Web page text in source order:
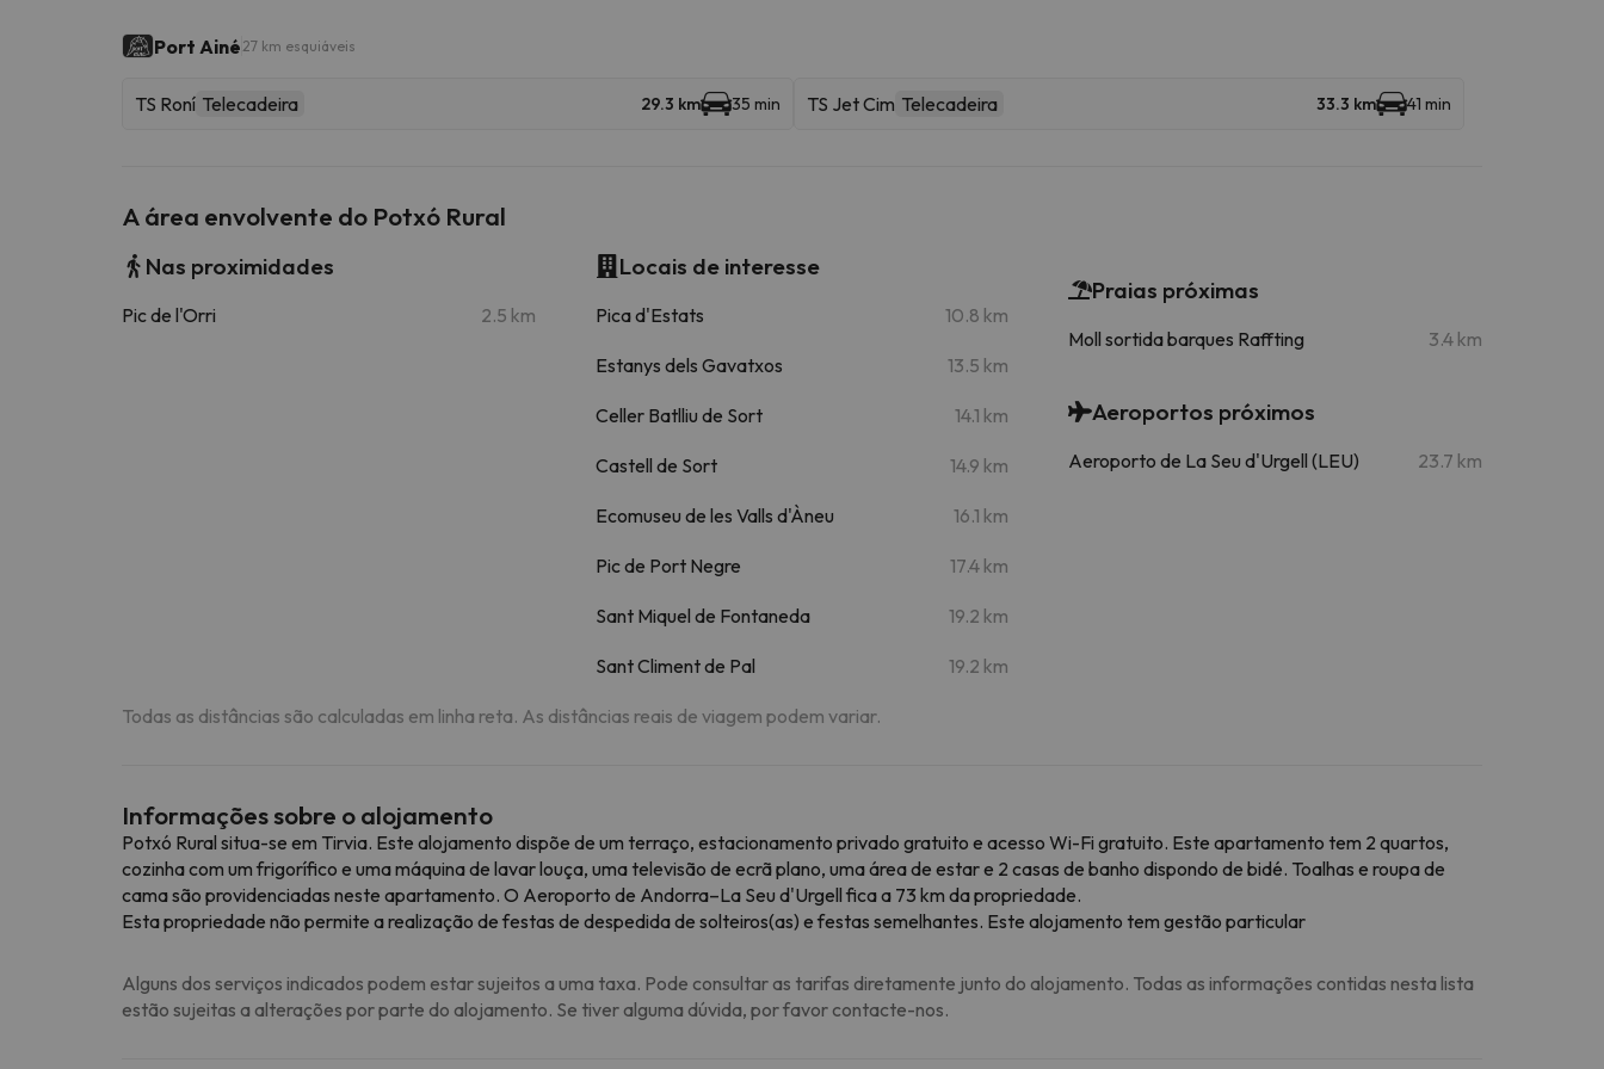
Port Ainé 27 km esquiáveis
TS Roní Telecadeira 29.3 km 35 min TS Jet Cim Telecadeira 33.3 km 41 min
A área envolvente do Potxó Rural
Nas proximidades
Pic de l'Orri 2.5 km
Locais de interesse
Pica d'Estats 10.8 km
Estanys dels Gavatxos 13.5 km
Celler Batlliu de Sort 14.1 km
Castell de Sort 14.9 km
Ecomuseu de les Valls d'Àneu 16.1 km
Pic de Port Negre 17.4 km
Sant Miquel de Fontaneda 19.2 km
Sant Climent de Pal 19.2 km
Praias próximas
Moll sortida barques Raffting 3.4 km
Aeroportos próximos
Aeroporto de La Seu d'Urgell (LEU) 23.7 km
Todas as distâncias são calculadas em linha reta. As distâncias reais de viagem podem variar.
Informações sobre o alojamento
Potxó Rural situa-se em Tirvia. Este alojamento dispõe de um terraço, estacionamento privado gratuito e acesso Wi-Fi gratuito. Este apartamento tem 2 quartos,
cozinha com um frigorífico e uma máquina de lavar louça, uma televisão de ecrã plano, uma área de estar e 2 casas de banho dispondo de bidé. Toalhas e roupa de
cama são providenciadas neste apartamento. O Aeroporto de Andorra–La Seu d'Urgell fica a 73 km da propriedade.
Esta propriedade não permite a realização de festas de despedida de solteiros(as) e festas semelhantes. Este alojamento tem gestão particular
Alguns dos serviços indicados podem estar sujeitos a uma taxa. Pode consultar as tarifas diretamente junto do alojamento. Todas as informações contidas nesta lista
estão sujeitas a alterações por parte do alojamento. Se tiver alguma dúvida, por favor contacte-nos.